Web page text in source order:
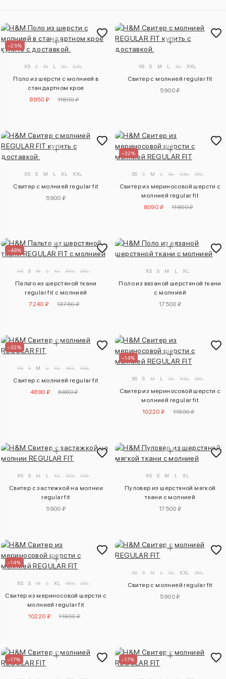
–25%
XS S M L XL XXL
Поло из шерсти с молнией в
стандартном крое
8950 ₽
11800 ₽
XS S M L XL XXL
Свитер с молнией regular fit
5900 ₽
XS S M L XL XXL
Свитер с молнией regular fit
5900 ₽
–32%
XS S M L XL XXL 3XL
Свитер из мериносовой шерсти с
молнией regular fit
8090 ₽
11800 ₽
–48%
XS S M L XL XXL 3XL
Пальто из шерстяной ткани
regular fit с молнией
7240 ₽
13760 ₽
XS S M L XL
Поло из вязаной шерстяной ткани
с молнией
17500 ₽
–32%
XS S M L XL XXL 3XL
Свитер с молнией regular fit
4690 ₽
6880 ₽
–14%
XS S M L XL XXL 3XL
Свитер из мериносовой шерсти с
молнией regular fit
10220 ₽
11800 ₽
XS S M L XL XXL 3XL
Свитер с застежкой на молнии
regular fit
5900 ₽
XS S M L XL
Пуловер из шерстяной мягкой
ткани с молнией
17500 ₽
–14%
XS S M L XL XXL 3XL
Свитер из мериносовой шерсти с
молнией regular fit
10220 ₽
11800 ₽
XS S M L XL XXL 3XL
Свитер с молнией regular fit
5900 ₽
–17% –17%